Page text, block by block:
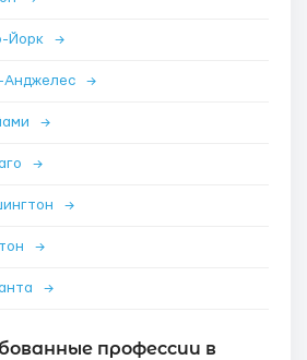
Йорк →
Анджелес →
→
→
→
→
→
профессии в